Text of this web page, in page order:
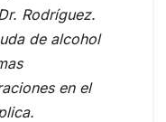
Rodríguez.
de alcohol
en el